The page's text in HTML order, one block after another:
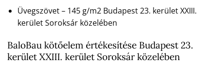
Üvegszövet – 145 g/m2 Budapest 23. kerület XXIII.
kerület Soroksár közelében
BaloBau kötőelem értékesítése Budapest 23.
kerület XXIII. kerület Soroksár közelében